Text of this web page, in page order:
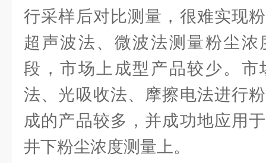
行采样后对比测量，很难实现
超声波法、微波法测量粉尘
段，市场上成型产品较少。市
法、光吸收法、摩擦电法进行
成的产品较多，并成功地应用
井下粉尘浓度测量上。